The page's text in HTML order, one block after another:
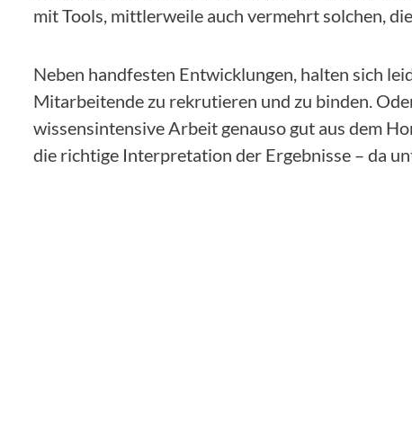
mit Tools, mittlerweile auch vermehrt solchen,
Neben handfesten Entwicklungen, halten sich
Mitarbeitende zu rekrutieren und zu binden.
wissensintensive Arbeit genauso gut aus dem
die richtige Interpretation der Ergebnisse – da